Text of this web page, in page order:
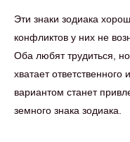
Эти знаки зодиака
конфликтов у них не
Оба любят трудиться,
хватает
вариантом станет
земного знака зодиака.